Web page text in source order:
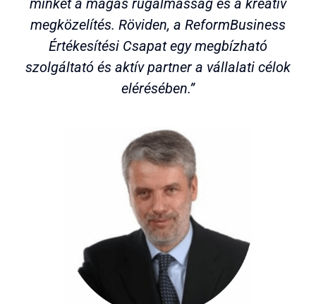
minket a magas rugalmasság és a kreatív
megközelítés. Röviden, a ReformBusiness
Értékesítési Csapat egy megbízható
szolgáltató és aktív partner a vállalati célok
elérésében.”